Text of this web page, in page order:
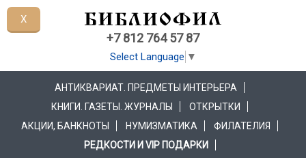
+7 812 764 57 87
Select Language ▼
АНТИКВАРИАТ. ПРЕДМЕТЫ ИНТЕРЬЕРА
КНИГИ. ГАЗЕТЫ. ЖУРНАЛЫ
ОТКРЫТКИ
АКЦИИ, БАНКНОТЫ
НУМИЗМАТИКА
ФИЛАТЕЛИЯ
РЕДКОСТИ И VIP ПОДАРКИ
X